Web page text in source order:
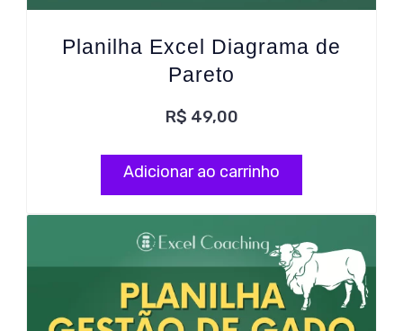
Planilha Excel Diagrama de
Pareto
R$ 49,00
Adicionar ao carrinho